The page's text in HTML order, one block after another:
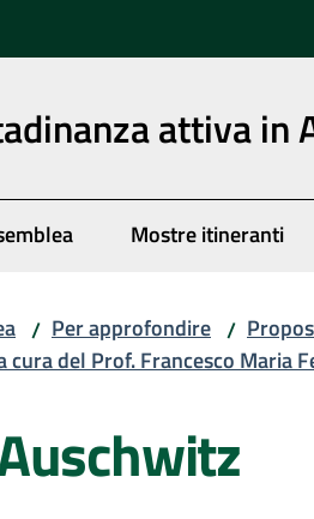
attiva in
Mostre itineranti
/ Per approfondire /
del Prof. Francesco Maria